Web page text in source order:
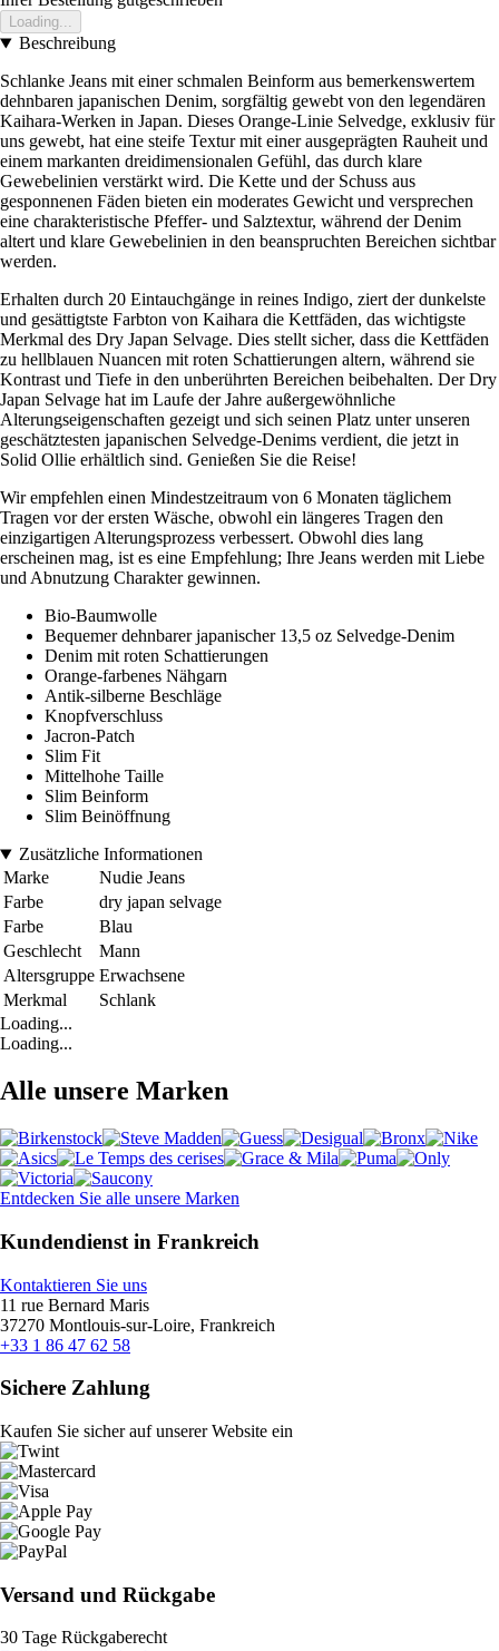
Loading...
Beschreibung
Schlanke Jeans mit einer schmalen Beinform aus bemerkenswertem
dehnbaren japanischen Denim, sorgfältig gewebt von den legendären
Kaihara-Werken in Japan. Dieses Orange-Linie Selvedge, exklusiv für
uns gewebt, hat eine steife Textur mit einer ausgeprägten Rauheit und
einem markanten dreidimensionalen Gefühl, das durch klare
Gewebelinien verstärkt wird. Die Kette und der Schuss aus
gesponnenen Fäden bieten ein moderates Gewicht und versprechen
eine charakteristische Pfeffer- und Salztextur, während der Denim
altert und klare Gewebelinien in den beanspruchten Bereichen sichtbar
werden.
Erhalten durch 20 Eintauchgänge in reines Indigo, ziert der dunkelste
und gesättigtste Farbton von Kaihara die Kettfäden, das wichtigste
Merkmal des Dry Japan Selvage. Dies stellt sicher, dass die Kettfäden
zu hellblauen Nuancen mit roten Schattierungen altern, während sie
Kontrast und Tiefe in den unberührten Bereichen beibehalten. Der Dry
Japan Selvage hat im Laufe der Jahre außergewöhnliche
Alterungseigenschaften gezeigt und sich seinen Platz unter unseren
geschätztesten japanischen Selvedge-Denims verdient, die jetzt in
Solid Ollie erhältlich sind. Genießen Sie die Reise!
Wir empfehlen einen Mindestzeitraum von 6 Monaten täglichem
Tragen vor der ersten Wäsche, obwohl ein längeres Tragen den
einzigartigen Alterungsprozess verbessert. Obwohl dies lang
erscheinen mag, ist es eine Empfehlung; Ihre Jeans werden mit Liebe
und Abnutzung Charakter gewinnen.
Bio-Baumwolle
Bequemer dehnbarer japanischer 13,5 oz Selvedge-Denim
Denim mit roten Schattierungen
Orange-farbenes Nähgarn
Antik-silberne Beschläge
Knopfverschluss
Jacron-Patch
Slim Fit
Mittelhohe Taille
Slim Beinform
Slim Beinöffnung
Zusätzliche Informationen
Marke
Nudie Jeans
Farbe
dry japan selvage
Farbe
Blau
Geschlecht
Mann
Altersgruppe Erwachsene
Merkmal
Schlank
Loading...
Loading...
Alle unsere Marken
Entdecken Sie alle unsere Marken
Kundendienst in Frankreich
Kontaktieren Sie uns
11 rue Bernard Maris
37270 Montlouis-sur-Loire, Frankreich
+33 1 86 47 62 58
Sichere Zahlung
Kaufen Sie sicher auf unserer Website ein
Versand und Rückgabe
30 Tage Rückgaberecht